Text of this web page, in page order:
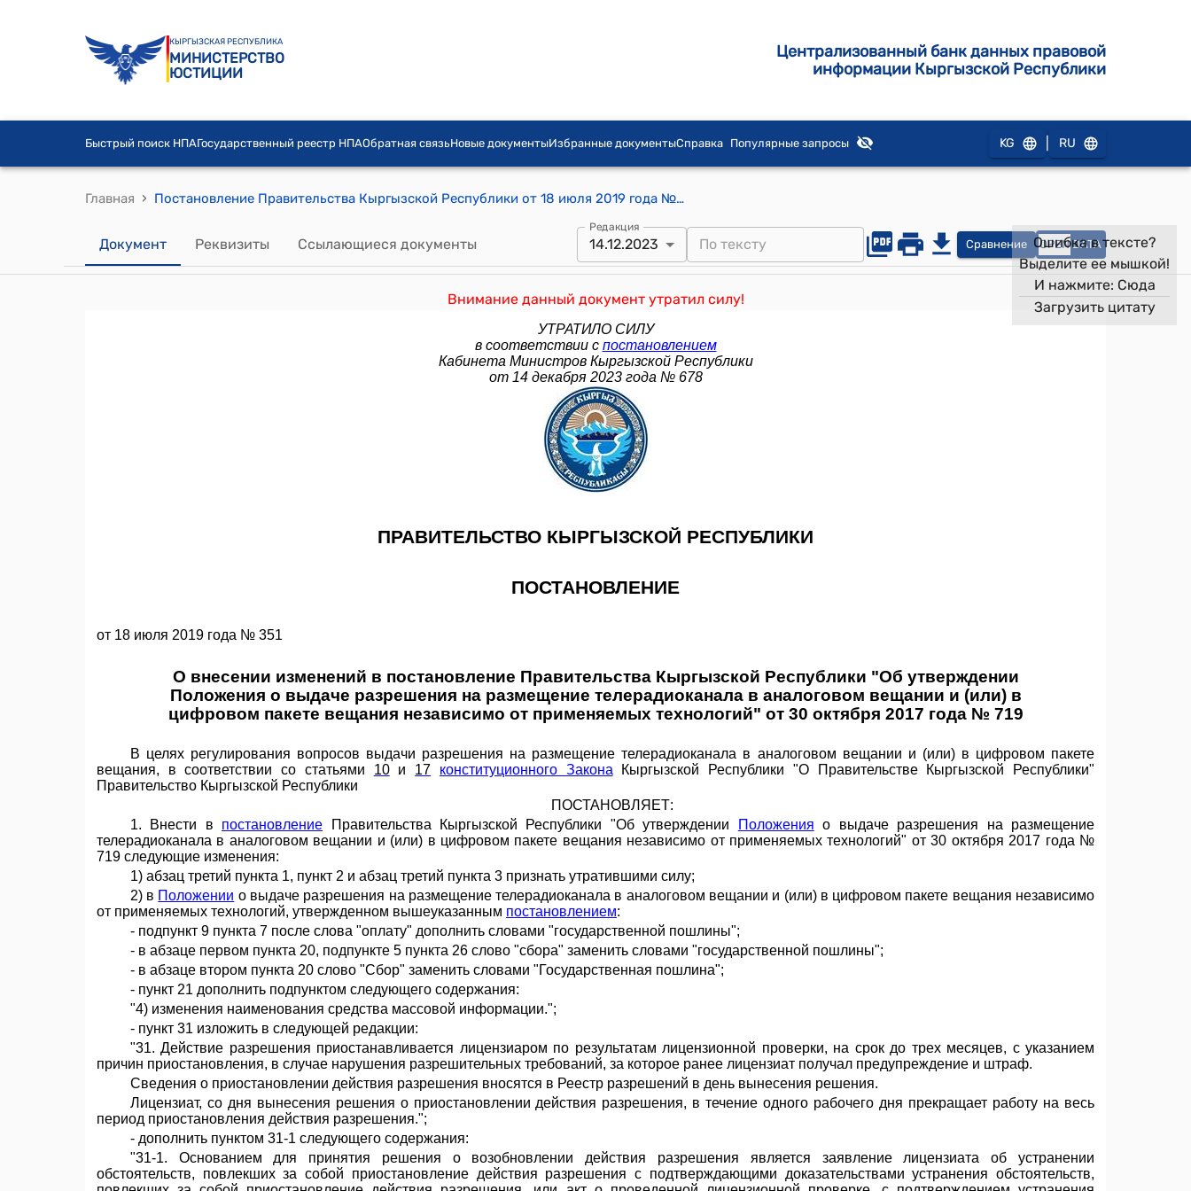
КЫРГЫЗСКАЯ РЕСПУБЛИКА
МИНИСТЕРСТВО
ЮСТИЦИИ
Централизованный банк данных правовой
информации Кыргызской Республики
Быстрый поиск НПАГосударственный реестр НПАОбратная связьНовые документыИзбранные документыСправка Популярные запросы KG RU
Главная › Постановление Правительства Кыргызской Республики от 18 июля 2019 года № 351 "О внесении изменений в постановление Правительства Кыргызской Республики "Об утверждении Положения о выдаче разрешения на размещение телерадиоканала в аналоговом вещании и (или) в цифровом пакете вещания независимо от применяемых технологий" от 30 октября 2017 года № 719"
Документ Реквизиты Ссылающиеся документы
Редакция
14.12.2023 Сравнение OPEN DATA
Внимание данный документ утратил силу!
Ошибка в тексте?
Выделите ее мышкой!
И нажмите: Сюда
Загрузить цитату